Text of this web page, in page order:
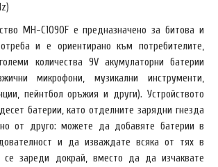
MH-C1090F е предназначено за битова и
и е ориентирано към потребителите,
количества 9V акумулаторни батерии
микрофони, музикални инструменти,
пейнтбол оръжия и други). Устройството
батерии, като отделните зарядни гнезда
от друго: можете да добавяте батерии в
и да изваждате всяка от тях в
зареди докрай, вместо да да изчаквате